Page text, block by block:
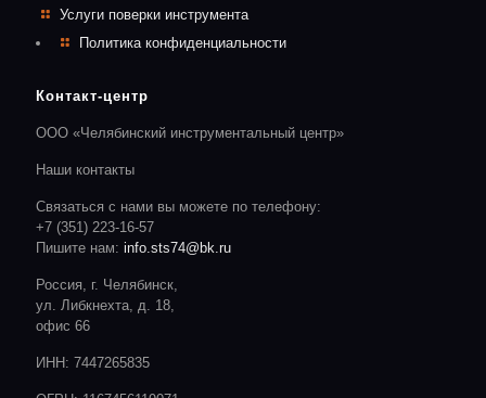
Услуги поверки инструмента
Политика конфиденциальности
Контакт-центр
ООО «Челябинский инструментальный центр»
Наши контакты
Связаться с нами вы можете по телефону:
+7 (351) 223-16-57
Пишите нам: info.sts74@bk.ru
Россия, г. Челябинск,
ул. Либкнехта, д. 18,
офис 66
ИНН: 7447265835